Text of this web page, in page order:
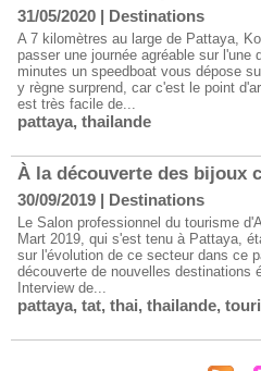
31/05/2020 | Destinations
A 7 kilomètres au large de Pattaya,
passer une journée agréable sur l'une
minutes un speedboat vous dépose
y règne surprend, car c'est le point
est très facile de...
pattaya, thailande
À la découverte des bijoux
30/09/2019 | Destinations
Le Salon professionnel du tourisme
Mart 2019, qui s'est tenu à Pattaya,
sur l'évolution de ce secteur dans ce
découverte de nouvelles destinations
Interview de...
pattaya, tat, thai, thailande,